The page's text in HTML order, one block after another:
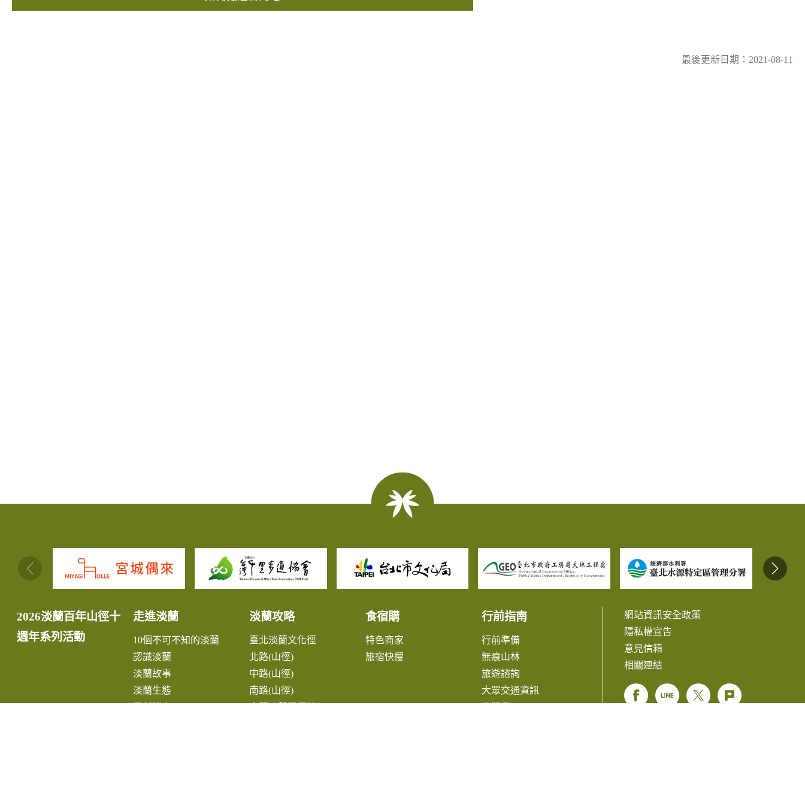
最後更新日期：2021-08-11
2026淡蘭百年山徑十
週年系列活動
走進淡蘭
10個不可不知的淡蘭
認識淡蘭
淡蘭故事
淡蘭生態
淡蘭攻略
臺北淡蘭文化徑
北路(山徑)
中路(山徑)
南路(山徑)
食宿購
特色商家
旅宿快搜
行前指南
行前準備
無痕山林
旅遊諮詢
大眾交通資訊
網站資訊安全政策
隱私權宣告
意見信箱
相關連結
FacebookLine Twitter